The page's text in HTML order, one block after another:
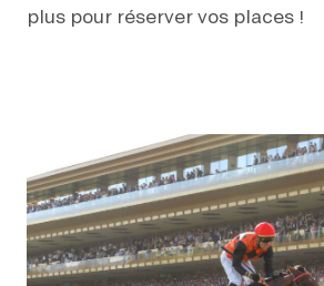
plus pour réserver vos places !